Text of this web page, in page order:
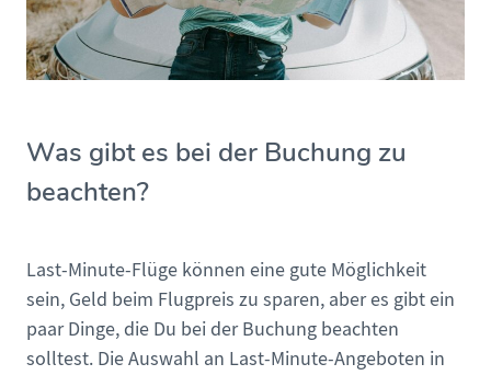
Was gibt es bei der Buchung zu
beachten?
Last-Minute-Flüge können eine gute Möglichkeit
sein, Geld beim Flugpreis zu sparen, aber es gibt ein
paar Dinge, die Du bei der Buchung beachten
solltest. Die Auswahl an Last-Minute-Angeboten in